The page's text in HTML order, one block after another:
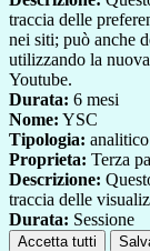
traccia delle
nei siti; può anche
utilizzando la
Youtube.
Durata: 6 mesi
Nome: YSC
Tipologia: analitico
Proprieta: Terza
Descrizione:
traccia delle
Durata: Sessione
Accetta tutti